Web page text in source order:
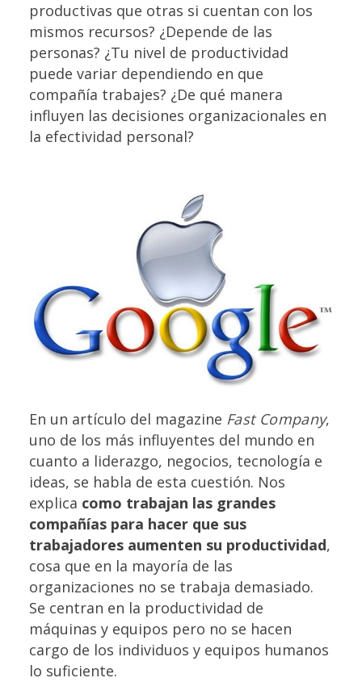
productivas que otras si cuentan con los
mismos recursos? ¿Depende de las
personas? ¿Tu nivel de productividad
puede variar dependiendo en que
compañía trabajes? ¿De qué manera
influyen las decisiones organizacionales en
la efectividad personal?
En un artículo del magazine Fast Company,
uno de los más influyentes del mundo en
cuanto a liderazgo, negocios, tecnología e
ideas, se habla de esta cuestión. Nos
explica como trabajan las grandes
compañías para hacer que sus
trabajadores aumenten su productividad,
cosa que en la mayoría de las
organizaciones no se trabaja demasiado.
Se centran en la productividad de
máquinas y equipos pero no se hacen
cargo de los individuos y equipos humanos
lo suficiente.